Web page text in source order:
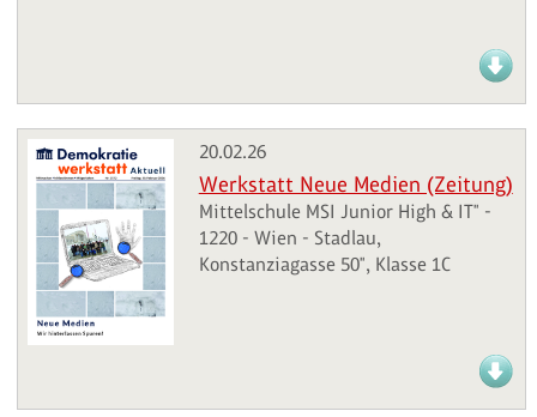
20.02.26
Werkstatt Neue Medien (Zeitung)
Mittelschule MSI Junior High & IT" -
1220 - Wien - Stadlau,
Konstanziagasse 50", Klasse 1C